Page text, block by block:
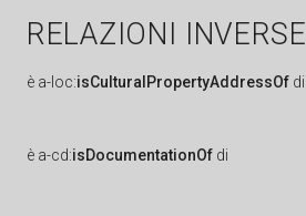
RELAZIONI INVERSE
è a-loc:isCulturalPropertyAddressOf di
è a-cd:isDocumentationOf di